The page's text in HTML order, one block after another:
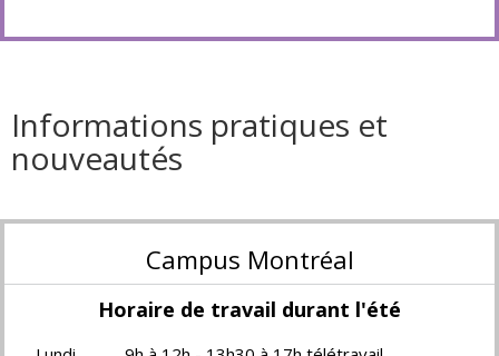
Informations pratiques et
nouveautés
Campus Montréal
Horaire de travail durant l'été